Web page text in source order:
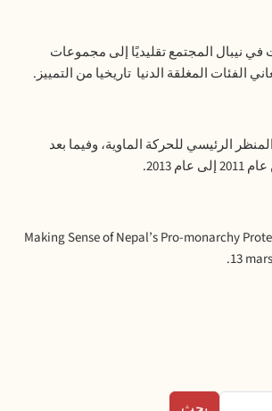
في نيبال المجتمعتقليديًاإلى مجموعات
الفئات المغلقة الدنيا تاريخيا من التمييز .
المنظر الرئيسي للحركة الماوية، وفيما بعد
عام إلى عام
« Making Sense of Nepal’s Pro-monarchy
13